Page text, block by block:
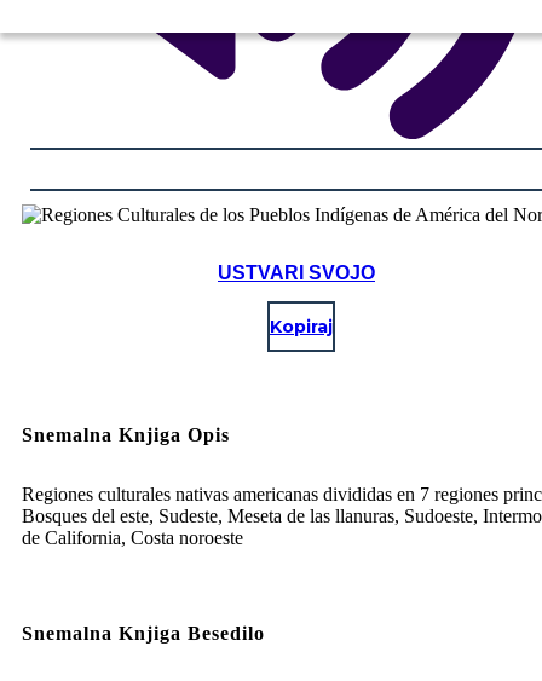
USTVARI SVOJO
Kopiraj
Snemalna Knjiga Opis
Regiones culturales nativas americanas divididas en 7 regiones
Bosques del este, Sudeste, Meseta de las llanuras, Sudoeste,
de California, Costa noroeste
Snemalna Knjiga Besedilo